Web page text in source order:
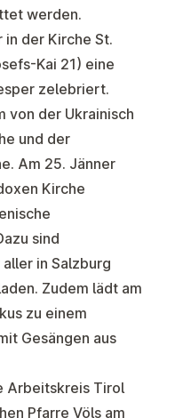
werden.
in der Kirche St.
Kai 21) eine
zelebriert.
von der Ukrainisch
und der
Am 25. Jänner
Kirche
sind
in Salzburg
Zudem lädt am
zu einem
Gesängen aus
Arbeitskreis Tirol
Pfarre Völs am